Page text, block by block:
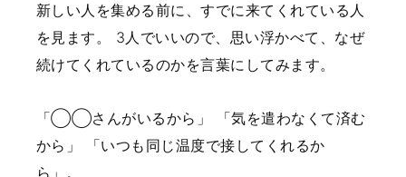
新しい人を集める前に、すでに来てくれている人
を見ます。
3人でいいので、思い浮かべて、なぜ
続けてくれているのかを言葉にしてみます。
「◯◯さんがいるから」
「気を遣わなくて済む
から」
「いつも同じ温度で接してくれるか
ら」。